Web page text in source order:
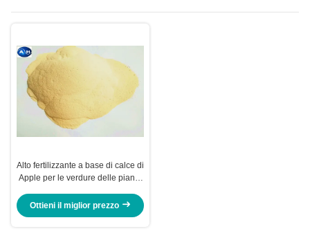
calcio
Alto fertilizzante a base di calce di
Apple per le verdure delle piante
frutta
Ottieni il miglior prezzo